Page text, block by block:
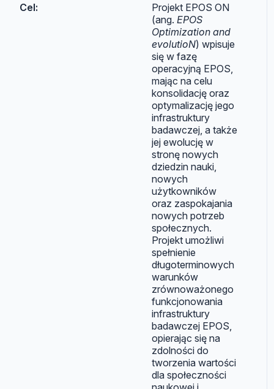
Cel:
Projekt EPOS ON
(ang. EPOS
Optimization and
evolutioN) wpisuje
się w fazę
operacyjną EPOS,
mając na celu
konsolidację oraz
optymalizację jego
infrastruktury
badawczej, a także
jej ewolucję w
stronę nowych
dziedzin nauki,
nowych
użytkowników
oraz zaspokajania
nowych potrzeb
społecznych.
Projekt umożliwi
spełnienie
długoterminowych
warunków
zrównoważonego
funkcjonowania
infrastruktury
badawczej EPOS,
opierając się na
zdolności do
tworzenia wartości
dla społeczności